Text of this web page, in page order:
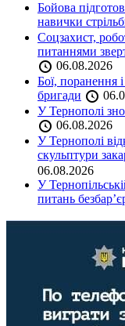
Бойова
навички
Соцзахист,
питаннями
06.08.2026
Бої, поранення
бригади
У Тернополі
06.08.2026
У Тернополі
скульптури
06.08.2026
У
питань